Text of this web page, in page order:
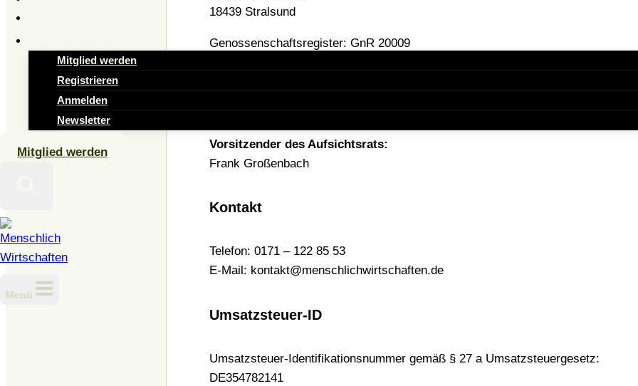
Mitglied werden
Registrieren
Anmelden
Newsletter
Mitglied werden
Menü
18439 Stralsund
Genossenschaftsregister: GnR 20009
Vertreten durch:
Sabine Langer, Ines Dietrich, Henryk Mioskowski, Wolfgang Huß
Vorsitzender des Aufsichtsrats:
Frank Großenbach
Kontakt
Telefon: 0171 – 122 85 53
E-Mail: kontakt@menschlichwirtschaften.de
Umsatzsteuer-ID
Umsatzsteuer-Identifikationsnummer gemäß § 27 a Umsatzsteuergesetz:
DE354782141